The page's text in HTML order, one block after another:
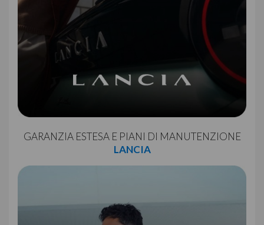
GARANZIA ESTESA E PIANI DI MANUTENZIONE
LANCIA